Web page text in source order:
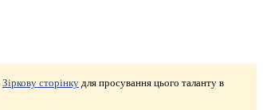
Зіркову сторінкудля просування цього таланту в